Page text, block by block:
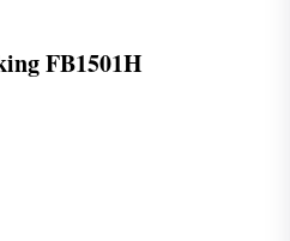
FB1501H